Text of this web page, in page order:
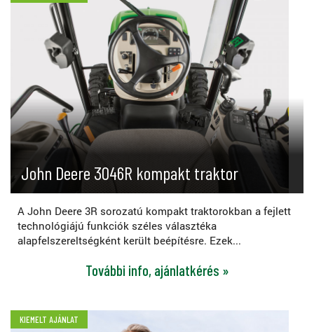
John Deere 3046R kompakt traktor
A John Deere 3R sorozatú kompakt traktorokban a fejlett
technológiájú funkciók széles választéka
alapfelszereltségként került beépítésre. Ezek...
További info, ajánlatkérés »
KIEMELT AJÁNLAT